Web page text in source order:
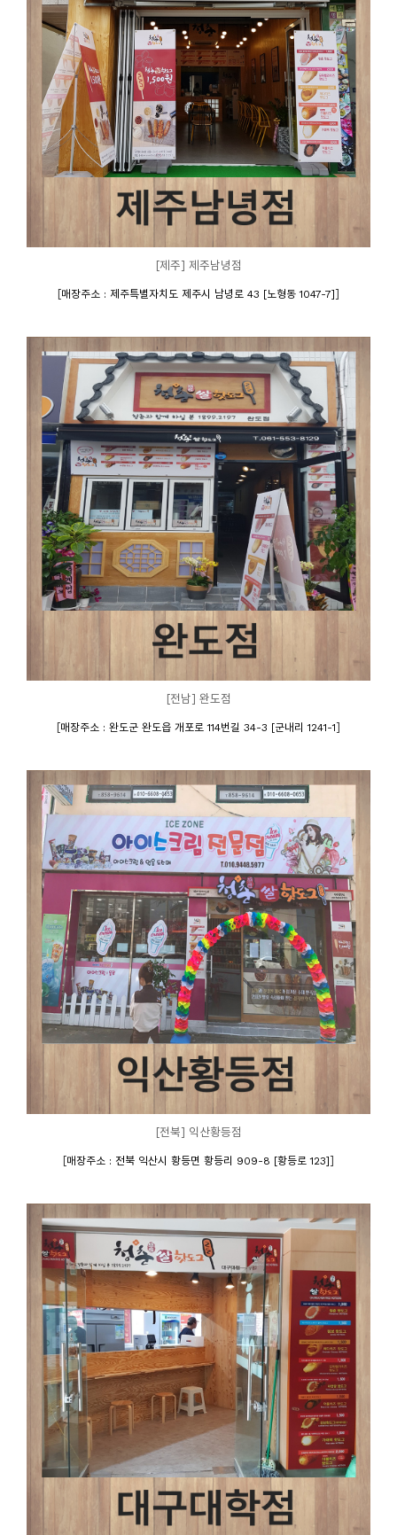
[제주] 제주남녕점
[매장주소 : 제주특별자치도 제주시 남녕로 43 [노형동 1047-7] ]
[전남] 완도점
[매장주소 : 완도군 완도읍 개포로 114번길 34-3 [군내리 1241-1]
[전북] 익산황등점
[매장주소 : 전북 익산시 황등면 황등리 909-8 [황등로 123] ]